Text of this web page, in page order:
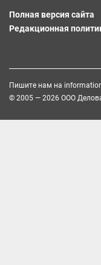
Полная версия сайта
Редакционная
Пишите нам на
© 2005 — 2026 ООО